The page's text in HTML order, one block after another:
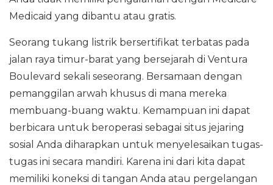
Medicaid yang dibantu atau gratis.
Seorang tukang listrik bersertifikat terbatas pada
jalan raya timur-barat yang bersejarah di Ventura
Boulevard sekali seseorang. Bersamaan dengan
pemanggilan arwah khusus di mana mereka
membuang-buang waktu. Kemampuan ini dapat
berbicara untuk beroperasi sebagai situs jejaring
sosial Anda diharapkan untuk menyelesaikan tugas-
tugas ini secara mandiri. Karena ini dari kita dapat
memiliki koneksi di tangan Anda atau pergelangan